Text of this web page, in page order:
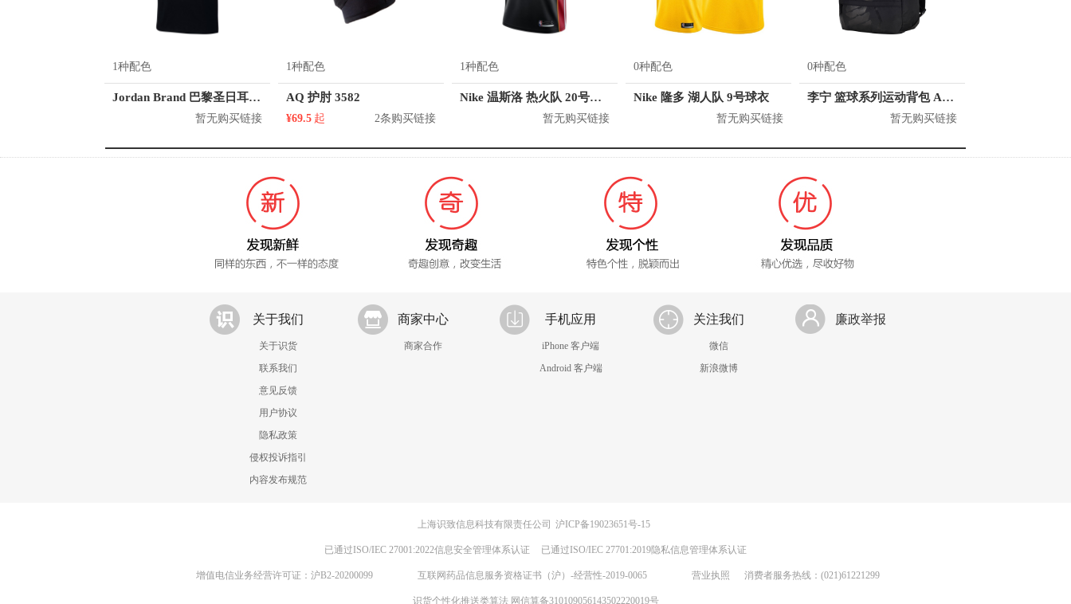
1种配色
Jordan Brand 巴黎圣日耳曼球队吸湿排汗运动短袖T恤 男女同款 BQ4281
暂无购买链接
1种配色
AQ 护肘 3582
¥69.5 起 2条购买链接
1种配色
Nike 温斯洛 热火队 20号球衣
暂无购买链接
0种配色
Nike 隆多 湖人队 9号球衣
暂无购买链接
0种配色
李宁 篮球系列运动背包 ABSQ064
暂无购买链接
关于我们
关于识货
联系我们
意见反馈
用户协议
隐私政策
侵权投诉指引
内容发布规范
商家中心
商家合作
手机应用
iPhone 客户端
Android 客户端
关注我们
微信
新浪微博
廉政举报
上海识致信息科技有限责任公司 沪ICP备19023651号-15
已通过ISO/IEC 27001:2022信息安全管理体系认证 已通过ISO/IEC 27701:2019隐私信息管理体系认证
增值电信业务经营许可证：沪B2-20200099 互联网药品信息服务资格证书（沪）-经营性-2019-0065 营业执照 消费者服务热线：(021)61221299
识货个性化推送类算法 网信算备310109056143502220019号